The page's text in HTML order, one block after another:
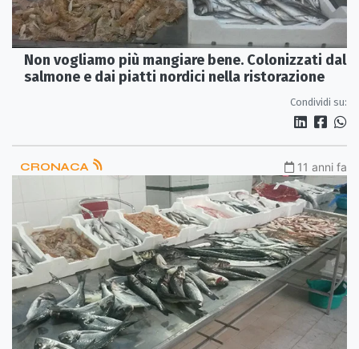
Non vogliamo più mangiare bene. Colonizzati dal
salmone e dai piatti nordici nella ristorazione
Condividi su:
CRONACA 11 anni fa